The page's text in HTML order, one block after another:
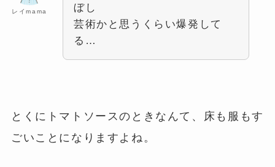
レイmama
ぼし
芸術かと思うくらい爆発して
る…
とくにトマトソースのときなんて、床も服もす
ごいことになりますよね。